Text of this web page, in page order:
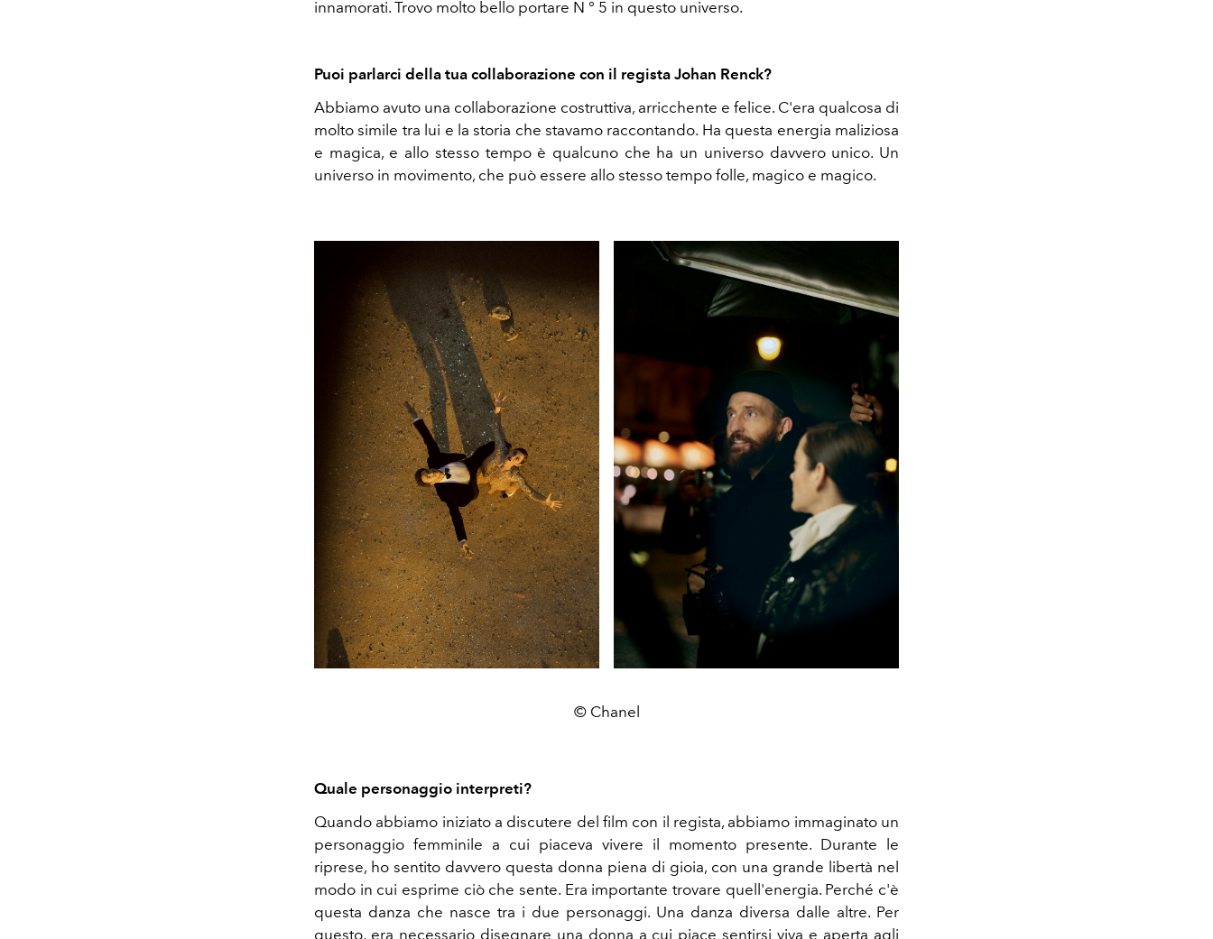
innamorati. Trovo molto bello portare N ° 5 in questo universo.
Puoi parlarci della tua collaborazione con il regista Johan Renck?
Abbiamo avuto una collaborazione costruttiva, arricchente e felice. C'era qualcosa di
molto simile tra lui e la storia che stavamo raccontando. Ha questa energia maliziosa
e magica, e allo stesso tempo è qualcuno che ha un universo davvero unico. Un
universo in movimento, che può essere allo stesso tempo folle, magico e magico.
© Chanel
Quale personaggio interpreti?
Quando abbiamo iniziato a discutere del film con il regista, abbiamo immaginato un
personaggio femminile a cui piaceva vivere il momento presente. Durante le
riprese, ho sentito davvero questa donna piena di gioia, con una grande libertà nel
modo in cui esprime ciò che sente. Era importante trovare quell'energia. Perché c'è
questa danza che nasce tra i due personaggi. Una danza diversa dalle altre. Per
questo, era necessario disegnare una donna a cui piace sentirsi viva e aperta agli